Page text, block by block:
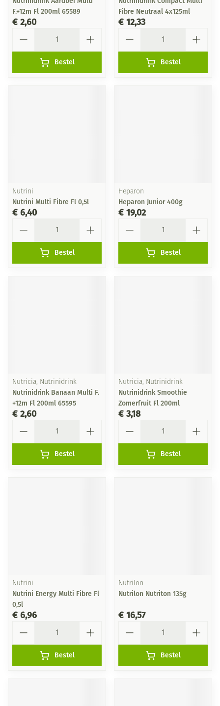
F.+12m Fl 200ml 65589
€ 2,60
Bestel
Fibre Neutraal 4x125ml
€ 12,33
Bestel
Nutrini
Nutrini Multi Fibre Fl 0,5l
€ 6,40
Bestel
Heparon
Heparon Junior 400g
€ 19,02
Bestel
Nutricia, Nutrinidrink
Nutrinidrink Banaan Multi F.
+12m Fl 200ml 65595
€ 2,60
Bestel
Nutricia, Nutrinidrink
Nutrinidrink Smoothie
Zomerfruit Fl 200ml
€ 3,18
Bestel
Nutrini
Nutrini Energy Multi Fibre Fl
0,5l
€ 6,96
Bestel
Nutrilon
Nutrilon Nutriton 135g
€ 16,57
Bestel